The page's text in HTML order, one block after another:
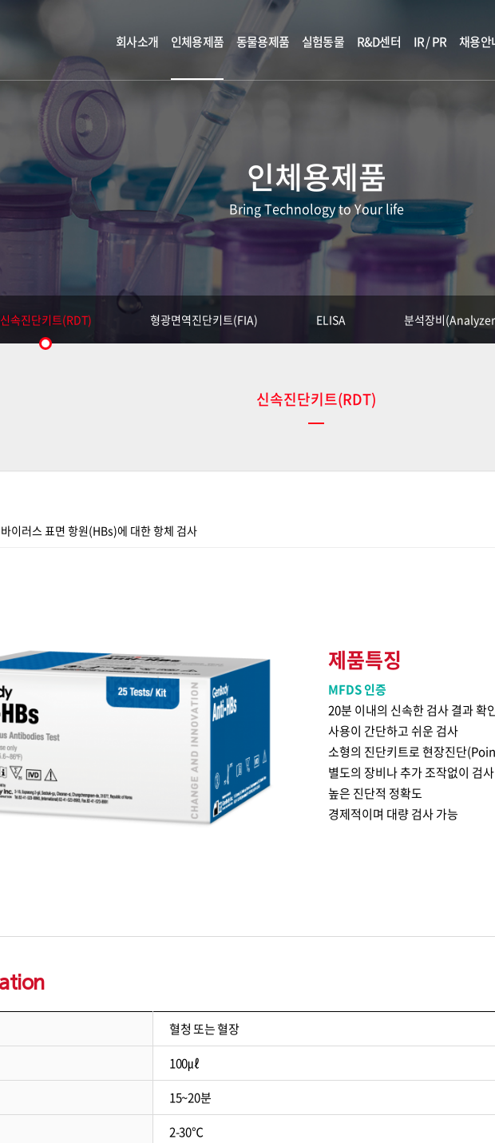
회사소개 인체용제품 동물용제품 실험동물 R&D센터 IR / PR 채용안
인체용제품
Bring Technology to Your life
신속진단키트(RDT) 형광면역진단키트(FIA) ELISA 분석장비
신속진단키트(RDT)
이러스 표면 항원(HBs)에 대한 항체 검사
제품특징
MFDS 인증
20분 이내의 신속한 검사 결과 확
사용이 간단하고 쉬운 검사
소형의 진단키트로 현장진단
별도의 장비나 추가 조작없이 검
높은 진단적 정확도
경제적이며 대량 검사 가능
혈청 또는 혈장
100㎕
15~20분
2-30℃